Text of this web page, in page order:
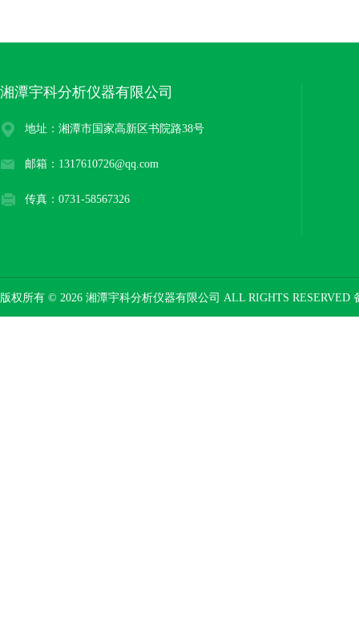
湘潭宇科分析仪器有限公司
地址：湘潭市国家高新区书院路38号
邮箱：1317610726@qq.com
传真：0731-58567326
版权所有 © 2026 湘潭宇科分析仪器有限公司 ALL RIGHTS RESERVED